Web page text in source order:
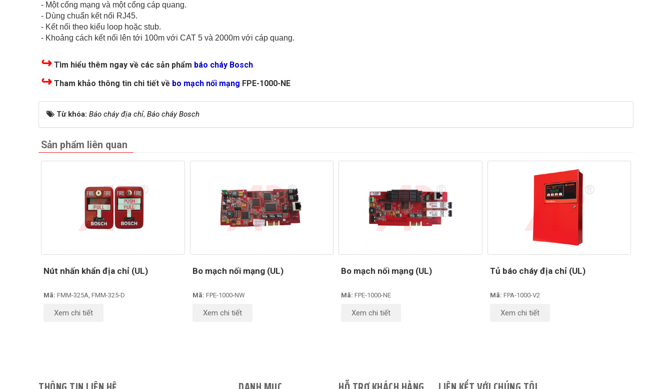
- Một cổng mạng và một cổng cáp quang.
- Dùng chuẩn kết nối RJ45.
- Kết nối theo kiểu loop hoặc stub.
- Khoảng cách kết nối lên tới 100m với CAT 5 và 2000m với cáp quang.
↪ Tìm hiểu thêm ngay về các sản phẩm báo cháy Bosch
↪ Tham khảo thông tin chi tiết về bo mạch nối mạng FPE-1000-NE
Từ khóa: Báo cháy địa chỉ, Báo cháy Bosch
Sản phẩm liên quan
Nút nhấn khẩn địa chỉ (UL)
Mã: FMM-325A, FMM-325-D
Xem chi tiết
Bo mạch nối mạng (UL)
Mã: FPE-1000-NW
Xem chi tiết
Bo mạch nối mạng (UL)
Mã: FPE-1000-NE
Xem chi tiết
Tủ báo cháy địa chỉ (UL)
Mã: FPA-1000-V2
Xem chi tiết